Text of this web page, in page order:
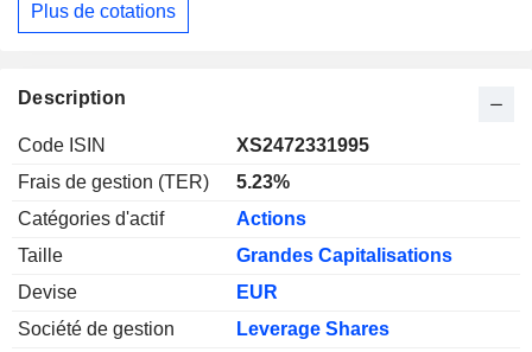
Plus de cotations
Description
Code ISIN
XS2472331995
Frais de gestion (TER)
5.23%
Catégories d'actif
Actions
Taille
Grandes Capitalisations
Devise
EUR
Société de gestion
Leverage Shares